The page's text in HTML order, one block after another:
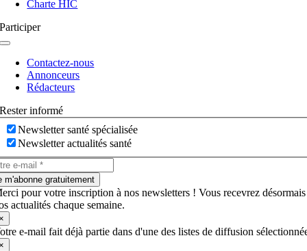
Charte HIC
Participer
Navigation
basculeContactez-nous
Annonceurs
Rédacteurs
Rester informé
Newsletter santé spécialisée
Newsletter actualités santé
m'abonne gratuitement
pour votre inscription à nos newsletters ! Vous recevrez désormais
actualités chaque semaine.
e-mail fait déjà partie dans d'une des listes de diffusion